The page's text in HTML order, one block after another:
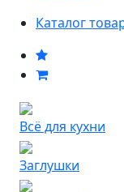
Каталог
Всё для кухни
Заглушки